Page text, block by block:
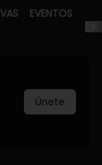
EVENTOS
Únete